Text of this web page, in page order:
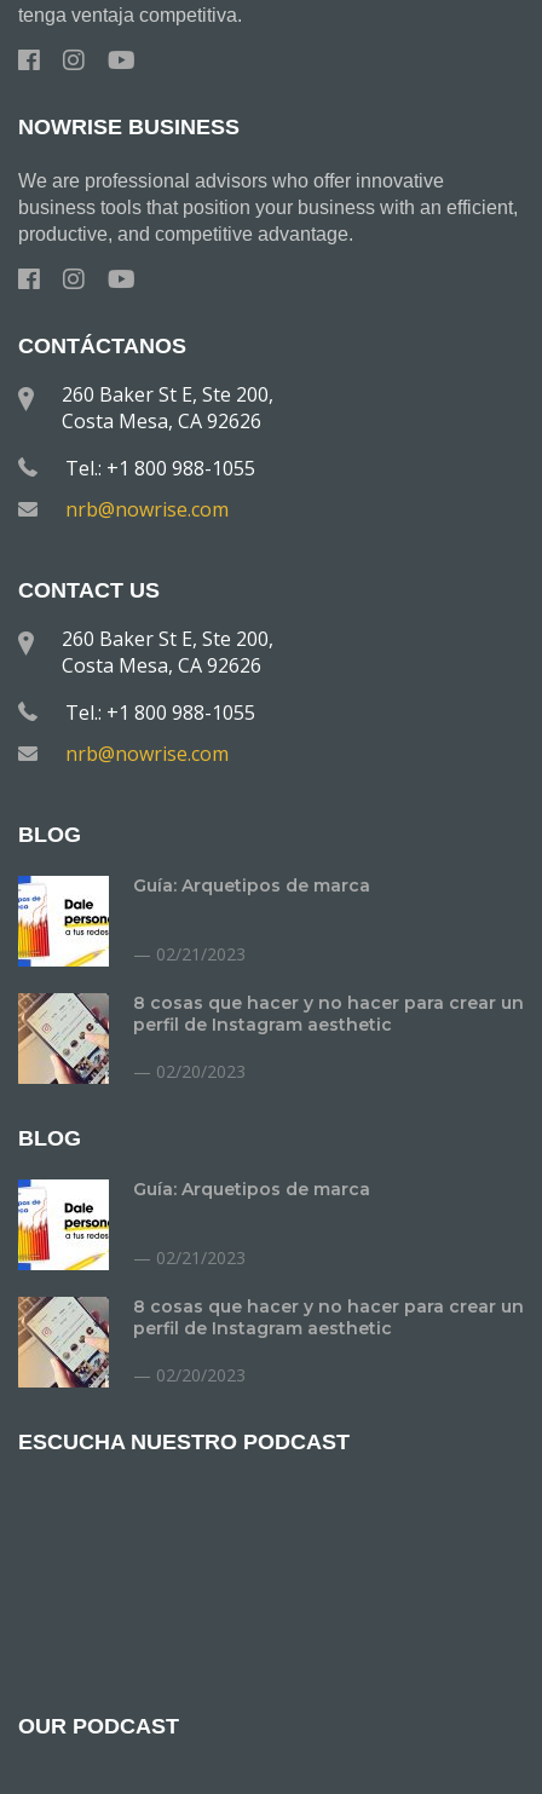
tenga ventaja competitiva.
NOWRISE BUSINESS
We are professional advisors who offer innovative
business tools that position your business with an efficient,
productive, and competitive advantage.
CONTÁCTANOS
260 Baker St E, Ste 200,
Costa Mesa, CA 92626
Tel.: +1 800 988-1055
nrb@nowrise.com
CONTACT US
260 Baker St E, Ste 200,
Costa Mesa, CA 92626
Tel.: +1 800 988-1055
nrb@nowrise.com
BLOG
Guía: Arquetipos de marca
02/21/2023
8 cosas que hacer y no hacer para crear un
perfil de Instagram aesthetic
02/20/2023
BLOG
Guía: Arquetipos de marca
02/21/2023
8 cosas que hacer y no hacer para crear un
perfil de Instagram aesthetic
02/20/2023
ESCUCHA NUESTRO PODCAST
OUR PODCAST